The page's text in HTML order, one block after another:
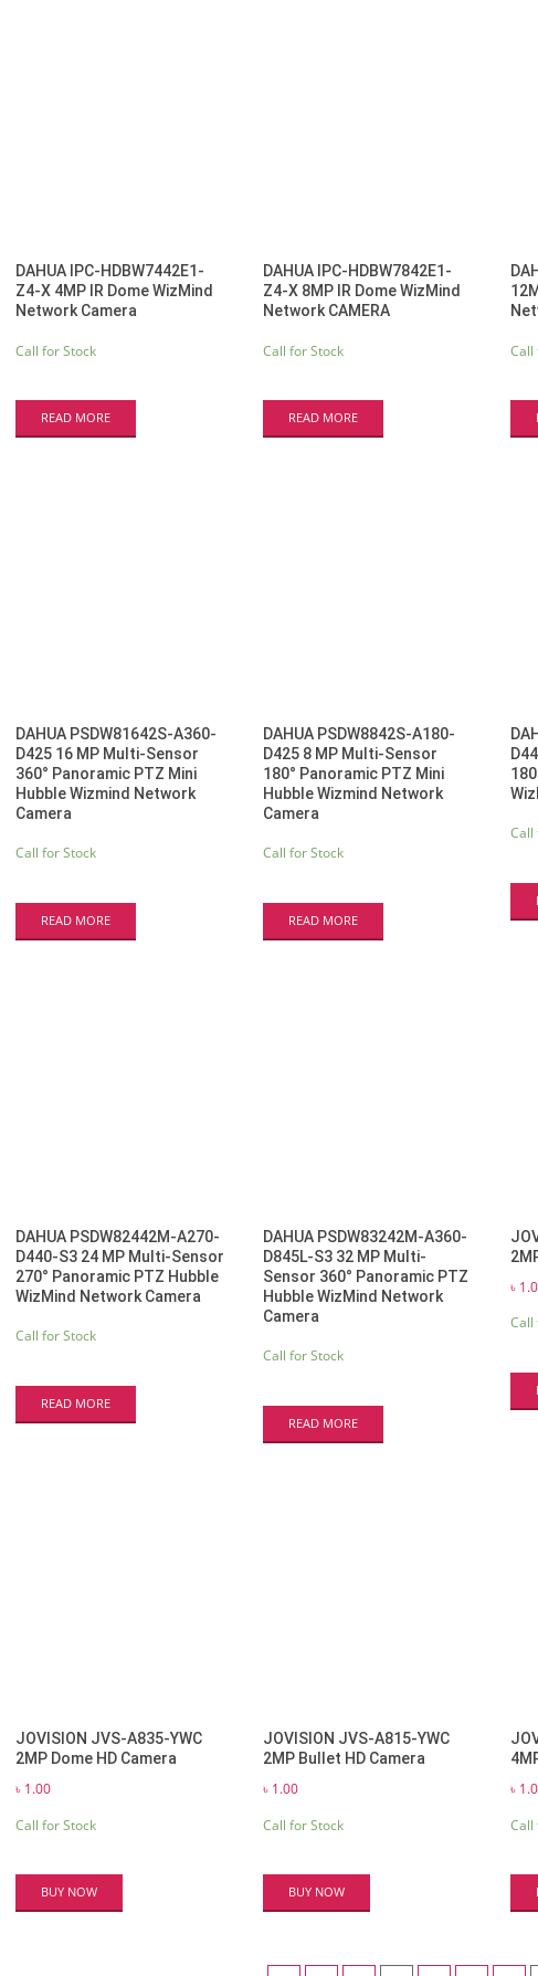
DAHUA IPC-HDBW7442E1-
Z4-X 4MP IR Dome WizMind
Network Camera
Call for Stock
READ MORE
DAHUA IPC-HDBW7842E1-
Z4-X 8MP IR Dome WizMind
Network CAMERA
Call for Stock
READ MORE
Call
DAHUA PSDW81642S-A360-
D425 16 MP Multi-Sensor
360° Panoramic PTZ Mini
Hubble Wizmind Network
Camera
Call for Stock
READ MORE
DAHUA PSDW8842S-A180-
D425 8 MP Multi-Sensor
180° Panoramic PTZ Mini
Hubble Wizmind Network
Camera
Call for Stock
READ MORE
Call
DAHUA PSDW82442M-A270-
D440-S3 24 MP Multi-Sensor
270° Panoramic PTZ Hubble
WizMind Network Camera
Call for Stock
READ MORE
DAHUA PSDW83242M-A360-
D845L-S3 32 MP Multi-
Sensor 360° Panoramic PTZ
Hubble WizMind Network
Camera
Call for Stock
READ MORE
৳
Call
JOVISION JVS-A835-YWC
2MP Dome HD Camera
৳ 1.00
Call for Stock
BUY NOW
JOVISION JVS-A815-YWC
2MP Bullet HD Camera
৳ 1.00
Call for Stock
BUY NOW
৳
Call